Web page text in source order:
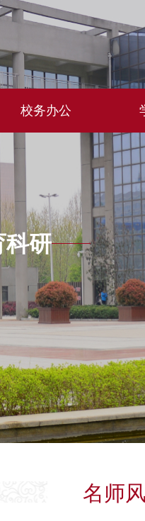
校务办公
科研
名师